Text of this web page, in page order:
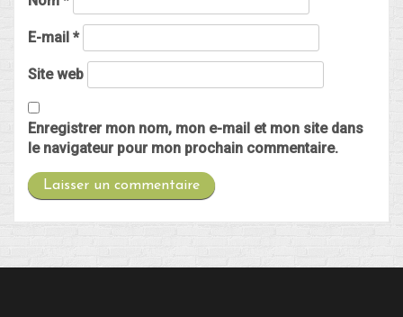
E-mail *
Site web
Enregistrer mon nom, mon e-mail et mon site dans
le navigateur pour mon prochain commentaire.